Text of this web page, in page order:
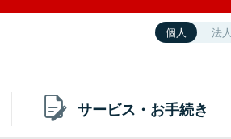
個人 法人
サービス・お手続き